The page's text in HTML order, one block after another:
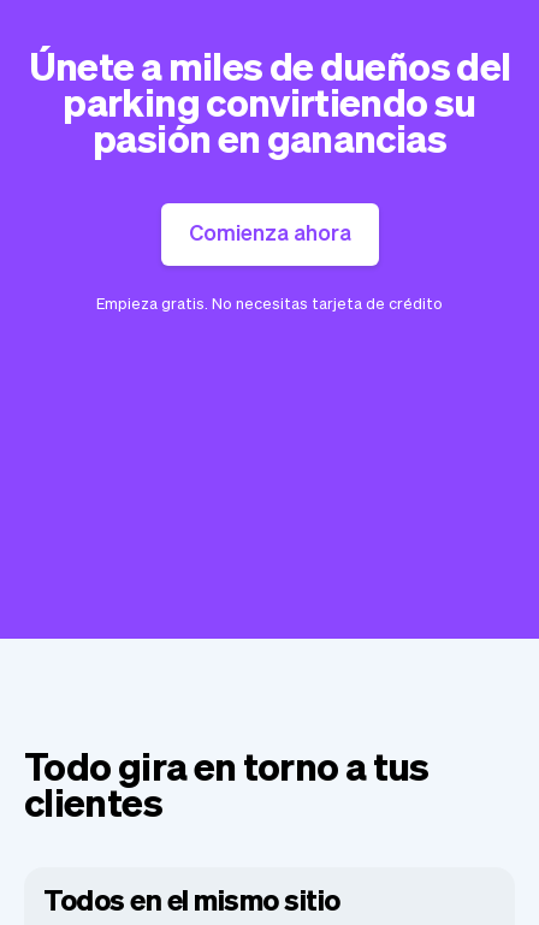
Únete a miles de dueños del
parking convirtiendo su
pasión en ganancias
Comienza ahora
Empieza gratis. No necesitas tarjeta de crédito
Todo gira en torno a tus
clientes
Todos en el mismo sitio